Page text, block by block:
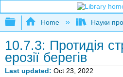
Expand/collapse
Home Науки
10.7.3: Протидія
ерозії берегів
Last updated Oct 23, 2022